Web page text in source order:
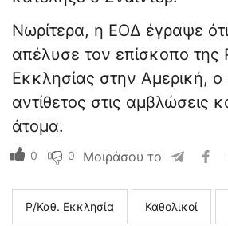
Νωρίτερα, η ΕΟΔ έγραψε
απέλυσε τον επίσκοπο της
Εκκλησίας στην Αμερική, ο
αντίθετος στις αμβλώσεις
άτομα.
0 0 Μοιράσου το
Ρ/Καθ. Εκκλησία Καθολικοί